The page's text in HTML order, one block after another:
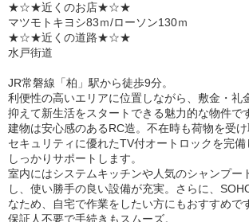
★☆★近くのお店★☆★
マツモトキヨシ83ｍ/ローソン130ｍ
★☆★近くの道路★☆★
水戸街道
JR常磐線「柏」駅から徒歩9分。
利便性の高いエリアに位置しながら、敷金・礼
抑えて新生活をスタートできる魅力的な物件で
建物は安心感のあるRC造。不在時も荷物を受け
セキュリティに優れたTV付オートロックを完
しっかりサポートします。
室内にはシステムキッチンや人気のシャンプー
し、使い勝手の良い設備が充実。さらに、
なため、自宅で作業をしたい方にもおすすめで
保証人不要で手続きもスムーズ。